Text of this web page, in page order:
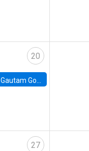
20
Gautam Gowrisankaran, Columbia University
27